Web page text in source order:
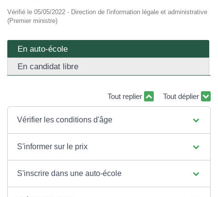
Vérifié le 05/05/2022 - Direction de l'information légale et administrative
(Premier ministre)
En auto-école
En candidat libre
Tout replier Tout déplier
Vérifier les conditions d'âge
S'informer sur le prix
S'inscrire dans une auto-école